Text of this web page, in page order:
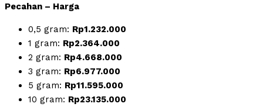
Pecahan – Harga
0,5 gram: Rp1.232.000
1 gram: Rp2.364.000
2 gram: Rp4.668.000
3 gram: Rp6.977.000
5 gram: Rp11.595.000
10 gram: Rp23.135.000